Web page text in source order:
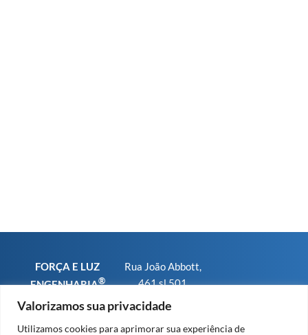
Valorizamos sua privacidade
Utilizamos cookies para aprimorar sua experiência de
FORÇA E LUZ
ENGENHARIA®
Rua João Abbott,
461 sl 501
Bairro Petrópolis
Porto Alegre RS